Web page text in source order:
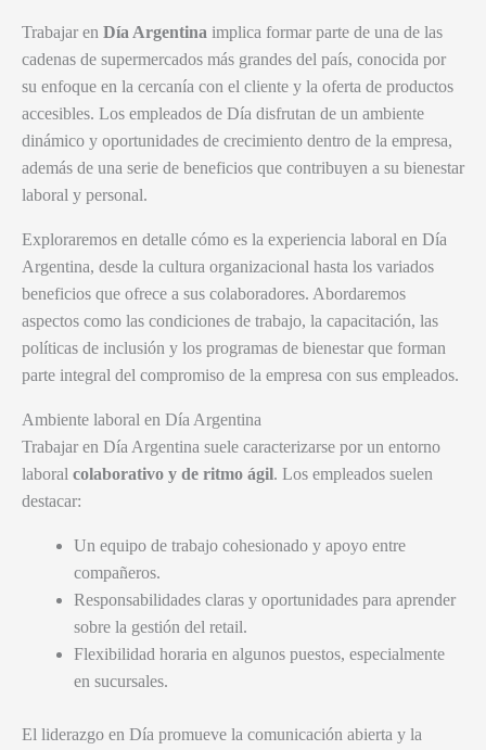
Trabajar en Día Argentina implica formar parte de una de las
cadenas de supermercados más grandes del país, conocida por
su enfoque en la cercanía con el cliente y la oferta de productos
accesibles. Los empleados de Día disfrutan de un ambiente
dinámico y oportunidades de crecimiento dentro de la empresa,
además de una serie de beneficios que contribuyen a su bienestar
laboral y personal.
Exploraremos en detalle cómo es la experiencia laboral en Día
Argentina, desde la cultura organizacional hasta los variados
beneficios que ofrece a sus colaboradores. Abordaremos
aspectos como las condiciones de trabajo, la capacitación, las
políticas de inclusión y los programas de bienestar que forman
parte integral del compromiso de la empresa con sus empleados.
Ambiente laboral en Día Argentina
Trabajar en Día Argentina suele caracterizarse por un entorno
laboral colaborativo y de ritmo ágil. Los empleados suelen
destacar:
Un equipo de trabajo cohesionado y apoyo entre
compañeros.
Responsabilidades claras y oportunidades para aprender
sobre la gestión del retail.
Flexibilidad horaria en algunos puestos, especialmente
en sucursales.
El liderazgo en Día promueve la comunicación abierta y la